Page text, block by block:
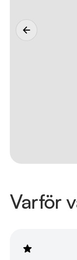
Varför